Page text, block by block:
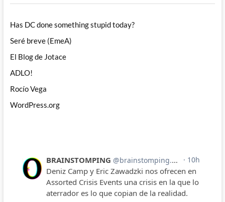
Has DC done something stupid today?
Seré breve (EmeA)
El Blog de Jotace
ADLO!
Rocío Vega
WordPress.org